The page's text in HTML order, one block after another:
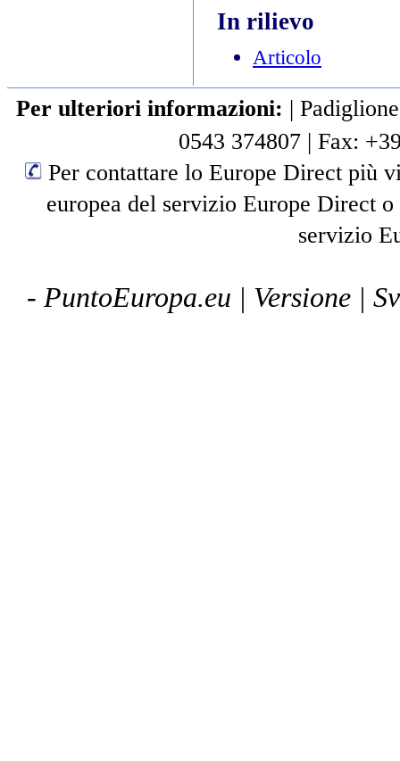
In rilievo
Articolo
Per ulteriori informazioni: |
0543 374807 | Fax:
Per contattare lo Europe Direct più
europea del servizio Europe Direct
servizio
- PuntoEuropa.eu | Versione |